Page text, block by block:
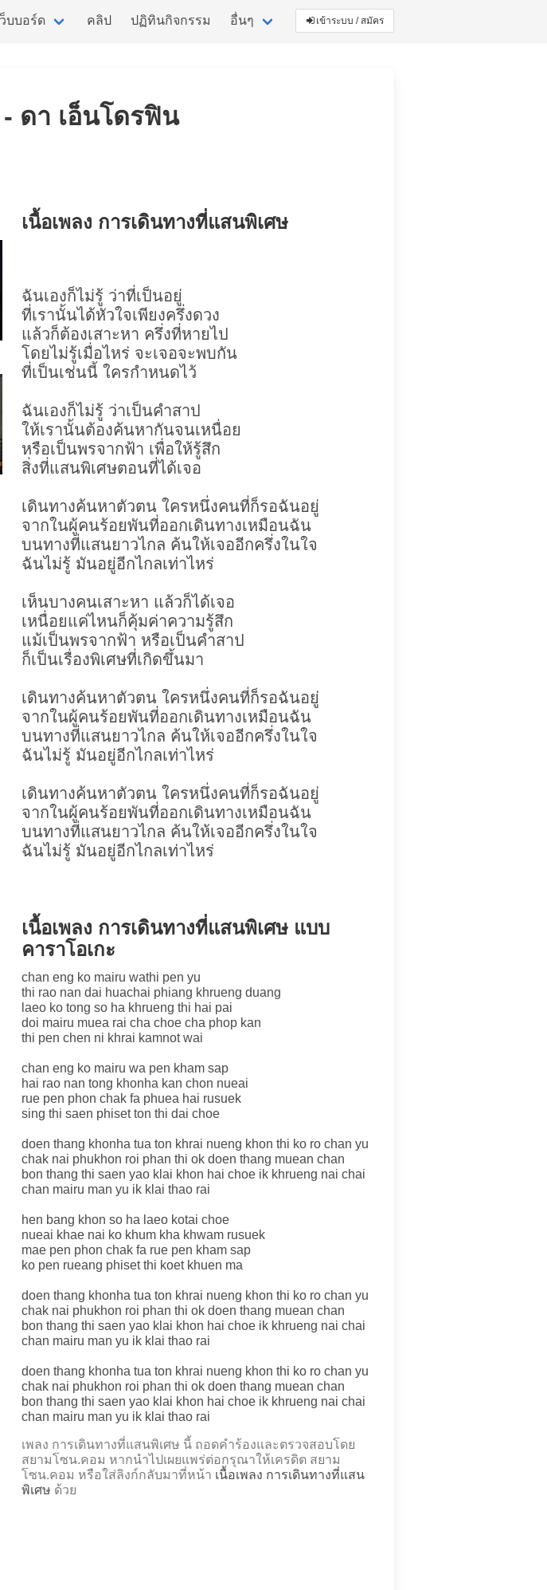
ว็บบอร์ด คลิป ปฏิทินกิจกรรม อื่นๆ เข้าระบบ / สมัคร
ดา เอ็นโดรฟิน
เนื้อเพลง การเดินทางที่แสนพิเศษ
ฉันเองก็ไม่รู้ ว่าที่เป็นอยู่
ที่เรานั้นได้หัวใจเพียงครึ่งดวง
แล้วก็ต้องเสาะหา ครึ่งที่หายไป
โดยไม่รู้เมื่อไหร่ จะเจอจะพบกัน
ที่เป็นเช่นนี้ ใครกำหนดไว้
ฉันเองก็ไม่รู้ ว่าเป็นคำสาป
ให้เรานั้นต้องค้นหากันจนเหนื่อย
หรือเป็นพรจากฟ้า เพื่อให้รู้สึก
สิ่งที่แสนพิเศษตอนที่ได้เจอ
เดินทางค้นหาตัวตน ใครหนึ่งคนที่ก็รอฉันอยู่
จากในผู้คนร้อยพันที่ออกเดินทางเหมือนฉัน
บนทางที่แสนยาวไกล ค้นให้เจออีกครึ่งในใจ
ฉันไม่รู้ มันอยู่อีกไกลเท่าไหร่
เห็นบางคนเสาะหา แล้วก็ได้เจอ
เหนื่อยแค่ไหนก็คุ้มค่าความรู้สึก
แม้เป็นพรจากฟ้า หรือเป็นคำสาป
ก็เป็นเรื่องพิเศษที่เกิดขึ้นมา
เดินทางค้นหาตัวตน ใครหนึ่งคนที่ก็รอฉันอยู่
จากในผู้คนร้อยพันที่ออกเดินทางเหมือนฉัน
บนทางที่แสนยาวไกล ค้นให้เจออีกครึ่งในใจ
ฉันไม่รู้ มันอยู่อีกไกลเท่าไหร่
เดินทางค้นหาตัวตน ใครหนึ่งคนที่ก็รอฉันอยู่
จากในผู้คนร้อยพันที่ออกเดินทางเหมือนฉัน
บนทางที่แสนยาวไกล ค้นให้เจออีกครึ่งในใจ
ฉันไม่รู้ มันอยู่อีกไกลเท่าไหร่
เนื้อเพลง การเดินทางที่แสนพิเศษ แบบ
คาราโอเกะ
chan eng ko mairu wathi pen yu
thi rao nan dai huachai phiang khrueng duang
laeo ko tong so ha khrueng thi hai pai
doi mairu muea rai cha choe cha phop kan
thi pen chen ni khrai kamnot wai
chan eng ko mairu wa pen kham sap
hai rao nan tong khonha kan chon nueai
rue pen phon chak fa phuea hai rusuek
sing thi saen phiset ton thi dai choe
doen thang khonha tua ton khrai nueng khon thi ko ro chan yu
chak nai phukhon roi phan thi ok doen thang muean chan
bon thang thi saen yao klai khon hai choe ik khrueng nai chai
chan mairu man yu ik klai thao rai
hen bang khon so ha laeo kotai choe
nueai khae nai ko khum kha khwam rusuek
mae pen phon chak fa rue pen kham sap
ko pen rueang phiset thi koet khuen ma
doen thang khonha tua ton khrai nueng khon thi ko ro chan yu
chak nai phukhon roi phan thi ok doen thang muean chan
bon thang thi saen yao klai khon hai choe ik khrueng nai chai
chan mairu man yu ik klai thao rai
doen thang khonha tua ton khrai nueng khon thi ko ro chan yu
chak nai phukhon roi phan thi ok doen thang muean chan
bon thang thi saen yao klai khon hai choe ik khrueng nai chai
chan mairu man yu ik klai thao rai
เพลง การเดินทางที่แสนพิเศษ นี้ ถอดคำร้องและตรวจสอบโดย
สยามโซน.คอม หากนำไปเผยแพร่ต่อกรุณาให้เครดิต สยาม
โซน.คอม หรือใส่ลิงก์กลับมาที่หน้า เนื้อเพลง การเดินทางที่แสน
พิเศษ ด้วย